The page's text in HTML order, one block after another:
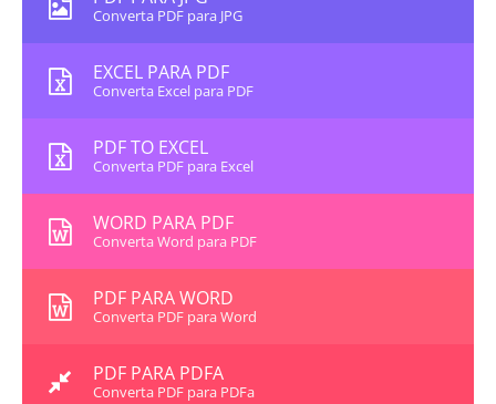
Converta PDF para JPG
EXCEL PARA PDF
Converta Excel para PDF
PDF TO EXCEL
Converta PDF para Excel
WORD PARA PDF
Converta Word para PDF
PDF PARA WORD
Converta PDF para Word
PDF PARA PDFA
Converta PDF para PDFa